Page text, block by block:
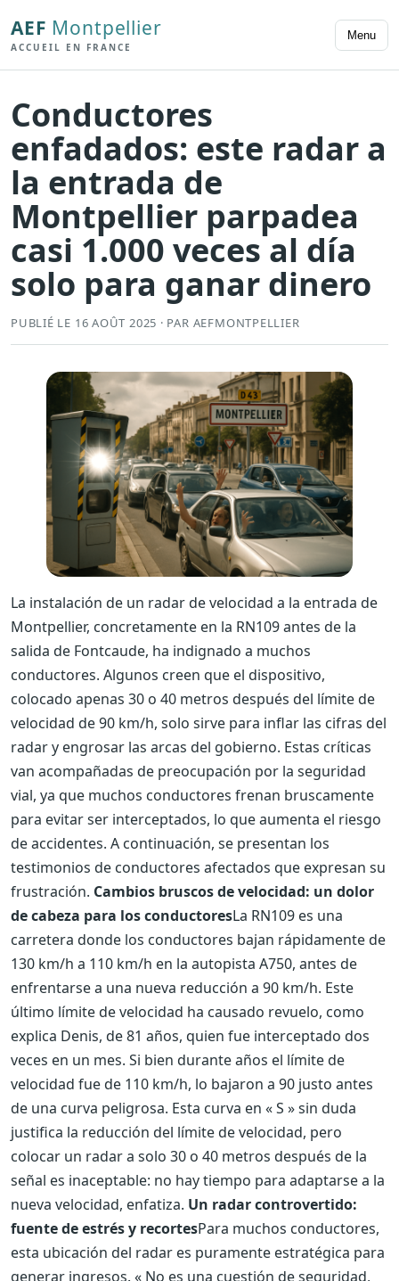
AEF Montpellier
ACCUEIL EN FRANCE
Menu
Conductores
enfadados: este radar a
la entrada de
Montpellier parpadea
casi 1.000 veces al día
solo para ganar dinero
PUBLIÉ LE 16 AOÛT 2025 · PAR AEFMONTPELLIER
La instalación de un radar de velocidad a la entrada de
Montpellier, concretamente en la RN109 antes de la
salida de Fontcaude, ha indignado a muchos
conductores. Algunos creen que el dispositivo,
colocado apenas 30 o 40 metros después del límite de
velocidad de 90 km/h, solo sirve para inflar las cifras del
radar y engrosar las arcas del gobierno. Estas críticas
van acompañadas de preocupación por la seguridad
vial, ya que muchos conductores frenan bruscamente
para evitar ser interceptados, lo que aumenta el riesgo
de accidentes. A continuación, se presentan los
testimonios de conductores afectados que expresan su
frustración. Cambios bruscos de velocidad: un dolor
de cabeza para los conductoresLa RN109 es una
carretera donde los conductores bajan rápidamente de
130 km/h a 110 km/h en la autopista A750, antes de
enfrentarse a una nueva reducción a 90 km/h. Este
último límite de velocidad ha causado revuelo, como
explica Denis, de 81 años, quien fue interceptado dos
veces en un mes. Si bien durante años el límite de
velocidad fue de 110 km/h, lo bajaron a 90 justo antes
de una curva peligrosa. Esta curva en « S » sin duda
justifica la reducción del límite de velocidad, pero
colocar un radar a solo 30 o 40 metros después de la
señal es inaceptable: no hay tiempo para adaptarse a la
nueva velocidad, enfatiza. Un radar controvertido:
fuente de estrés y recortesPara muchos conductores,
esta ubicación del radar es puramente estratégica para
generar ingresos. « No es una cuestión de seguridad,